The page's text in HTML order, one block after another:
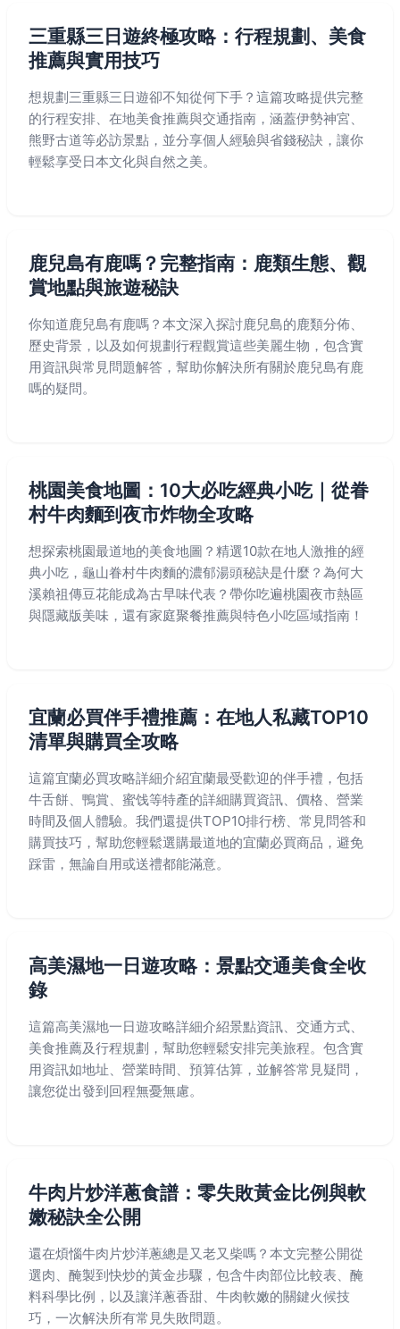
三重縣三日遊終極攻略：行程規劃、美食
推薦與實用技巧
想規劃三重縣三日遊卻不知從何下手？這篇攻略提供完整
的行程安排、在地美食推薦與交通指南，涵蓋伊勢神宮、
熊野古道等必訪景點，並分享個人經驗與省錢秘訣，讓你
輕鬆享受日本文化與自然之美。
鹿兒島有鹿嗎？完整指南：鹿類生態、觀
賞地點與旅遊秘訣
你知道鹿兒島有鹿嗎？本文深入探討鹿兒島的鹿類分佈、
歷史背景，以及如何規劃行程觀賞這些美麗生物，包含實
用資訊與常見問題解答，幫助你解決所有關於鹿兒島有鹿
嗎的疑問。
‌桃園美食地圖：10大必吃經典小吃｜從眷
村牛肉麵到夜市炸物全攻略
想探索桃園最道地的美食地圖？精選10款在地人激推的經
典小吃，龜山眷村牛肉麵的濃郁湯頭秘訣是什麼？為何大
溪賴祖傳豆花能成為古早味代表？帶你吃遍桃園夜市熱區
與隱藏版美味，還有家庭聚餐推薦與特色小吃區域指南！
宜蘭必買伴手禮推薦：在地人私藏TOP10
清單與購買全攻略
這篇宜蘭必買攻略詳細介紹宜蘭最受歡迎的伴手禮，包括
牛舌餅、鴨賞、蜜饯等特產的詳細購買資訊、價格、營業
時間及個人體驗。我們還提供TOP10排行榜、常見問答和
購買技巧，幫助您輕鬆選購最道地的宜蘭必買商品，避免
踩雷，無論自用或送禮都能滿意。
高美濕地一日遊攻略：景點交通美食全收
錄
這篇高美濕地一日遊攻略詳細介紹景點資訊、交通方式、
美食推薦及行程規劃，幫助您輕鬆安排完美旅程。包含實
用資訊如地址、營業時間、預算估算，並解答常見疑問，
讓您從出發到回程無憂無慮。
牛肉片炒洋蔥食譜：零失敗黃金比例與軟
嫩秘訣全公開
還在煩惱牛肉片炒洋蔥總是又老又柴嗎？本文完整公開從
選肉、醃製到快炒的黃金步驟，包含牛肉部位比較表、醃
料科學比例，以及讓洋蔥香甜、牛肉軟嫩的關鍵火候技
巧，一次解決所有常見失敗問題。